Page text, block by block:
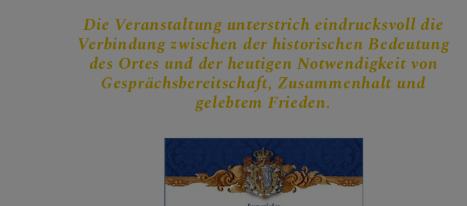
Die Veranstaltung unterstrich eindrucksvoll die
Verbindung zwischen der historischen Bedeutung
des Ortes und der heutigen Notwendigkeit von
Gesprächsbereitschaft, Zusammenhalt und
gelebtem Frieden.